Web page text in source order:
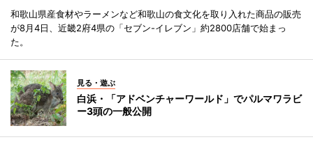
和歌山県産食材やラーメンなど和歌山の食文化を取り入れた商品の販売
が8月4日、近畿2府4県の「セブン-イレブン」約2800店舗で始まっ
た。
見る・遊ぶ
白浜・「アドベンチャーワールド」でパルマワラビ
ー3頭の一般公開